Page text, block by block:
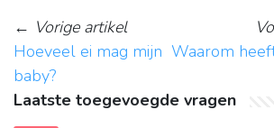
← Vorige artikel
Hoeveel ei mag mijn
baby?
Waarom
Laatste toegevoegde vragen